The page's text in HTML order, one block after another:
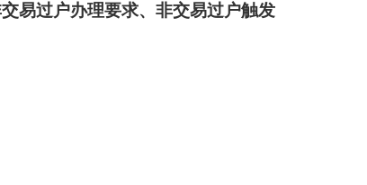
易过户办理要求、非交易过户触发